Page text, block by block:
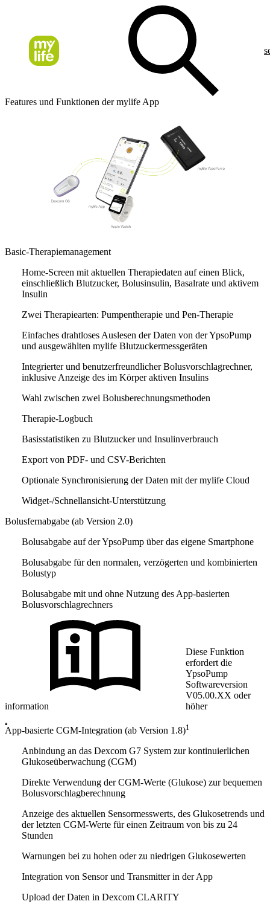
Features und Funktionen der mylife App
Basic-Therapiemanagement
Home-Screen mit aktuellen Therapiedaten auf einen Blick,
einschließlich Blutzucker, Bolusinsulin, Basalrate und aktivem
Insulin
Zwei Therapiearten: Pumpentherapie und Pen-Therapie
Einfaches drahtloses Auslesen der Daten von der YpsoPump
und ausgewählten mylife Blutzuckermessgeräten
Integrierter und benutzerfreundlicher Bolusvorschlagrechner,
inklusive Anzeige des im Körper aktiven Insulins
Wahl zwischen zwei Bolusberechnungsmethoden
Therapie-Logbuch
Basisstatistiken zu Blutzucker und Insulinverbrauch
Export von PDF- und CSV-Berichten
Optionale Synchronisierung der Daten mit der mylife Cloud
Widget-/Schnellansicht-Unterstützung
Bolusfernabgabe (ab Version 2.0)
Bolusabgabe auf der YpsoPump über das eigene Smartphone
Bolusabgabe für den normalen, verzögerten und kombinierten
Bolustyp
Bolusabgabe mit und ohne Nutzung des App-basierten
Bolusvorschlagrechners
information
Diese Funktion
erfordert die
YpsoPump
Softwareversion
V05.00.XX oder
höher
App-basierte CGM-Integration (ab Version 1.8)1
Anbindung an das Dexcom G7 System zur kontinuierlichen
Glukoseüberwachung (CGM)
Direkte Verwendung der CGM-Werte (Glukose) zur bequemen
Bolusvorschlagberechnung
Anzeige des aktuellen Sensormesswerts, des Glukosetrends und
der letzten CGM-Werte für einen Zeitraum von bis zu 24
Stunden
Warnungen bei zu hohen oder zu niedrigen Glukosewerten
Integration von Sensor und Transmitter in der App
Upload der Daten in Dexcom CLARITY